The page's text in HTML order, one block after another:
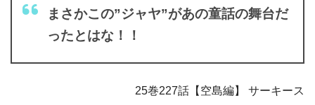
まさかこの”ジャヤ”があの童話の舞台だ
ったとはな！！
25巻227話【空島編】 サーキース